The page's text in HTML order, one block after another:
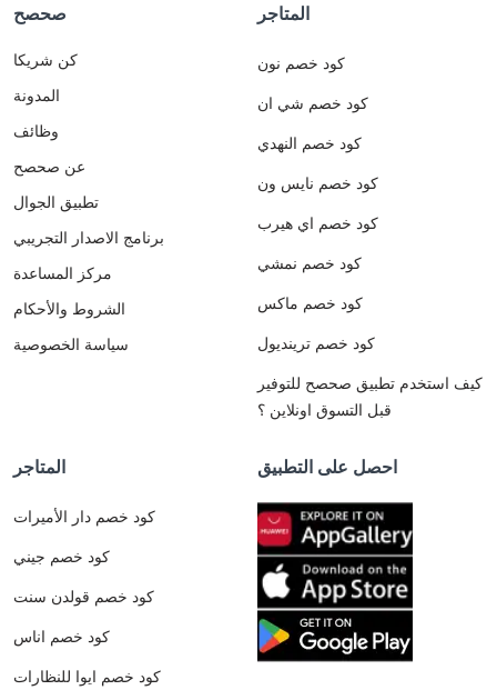
صحصح
كن شريكا
المدونة
وظائف
عن صحصح
تطبيق الجوال
برنامج الاصدار التجريبي
مركز المساعدة
الشروط والأحكام
سياسة الخصوصية
المتاجر
كود خصم نون
كود خصم شي ان
كود خصم النهدي
كود خصم نايس ون
كود خصم اي هيرب
كود خصم نمشي
كود خصم ماكس
كود خصم ترينديول
كيف استخدم تطبيق صحصح للتوفير
قبل التسوق اونلاين ؟
المتاجر
كود خصم دار الأميرات
كود خصم جيني
كود خصم قولدن سنت
كود خصم اناس
كود خصم ايوا للنظارات
احصل على التطبيق